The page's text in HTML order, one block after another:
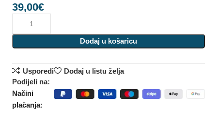
39,00€
Dodaj u košaricu
Usporedi
Dodaj u listu želja
Podijeli na:
Načini
plačanja: